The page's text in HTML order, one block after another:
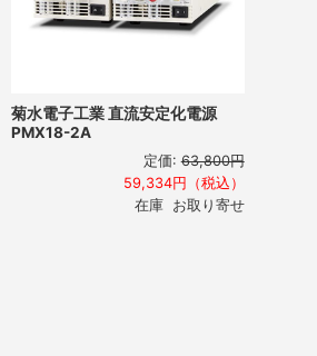
菊水電子工業 直流安定化電源
PMX18-2A
定価: 63,800円
59,334円（税込）
在庫 お取り寄せ